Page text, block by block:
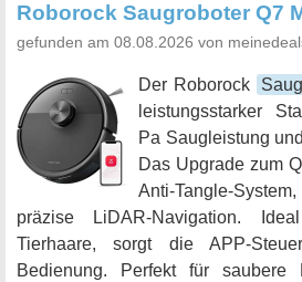
Roborock Saugroboter Q7
gefunden am 08.08.2026 von
Der Roborock
leistungsstarker
Pa Saugleistung
Das Upgrade zum
Anti-Tangle-
präzise LiDAR-Navigation.
Tierhaare, sorgt die APP-
Bedienung. Perfekt für saubere